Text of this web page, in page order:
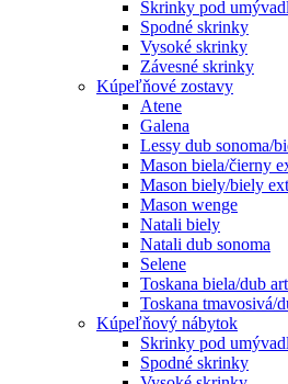
Skrinky pod
Spodné skrinky
Vysoké skrinky
Závesné skrinky
Kúpeľňové zostavy
Atene
Galena
Lessy dub sonoma/
Mason biela/čierny
Mason biely/biely
Mason wenge
Natali biely
Natali dub sonoma
Selene
Toskana biela/dub
Toskana tmavosivá/
Kúpeľňový nábytok
Skrinky pod
Spodné skrinky